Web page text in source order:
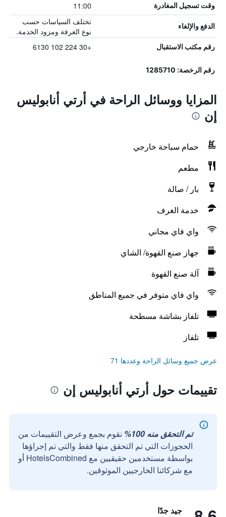
وقت تسجيل المغادرة 11:00
الدفع والإلغاء
تختلف السياسات حسب
نوع الغرفة ومزود الخدمة.
رقم مكتب الاستقبال +30 224 102 6130
رقم الرخصة: 1285710
المزايا ووسائل الراحة في أرتي أنابوليس
إن
حمام سباحة خارجي
مطعم
بار / صالة
خدمة الغرف
واي فاي مجاني
جهاز صنع القهوة/ الشاي
آلة صنع القهوة
واي فاي متوفر في جميع المناطق
تلفاز بشاشة مسطحة
تلفاز
عرض جميع وسائل الراحة وعددها 71
تقييمات حول أرتي أنابوليس إن
تم التحقق منه 100%
نقوم بجمع وعرض التقييمات من
الحجوزات التي تم التحقق منها فقط والتي تم إجراؤها
بواسطة مستخدمين حقيقيين مع HotelsCombined أو
مع شركائنا الخارجيين الموثوقين.
جيد جدًا